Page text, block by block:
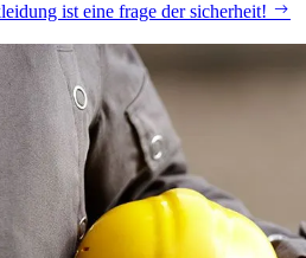
ist eine frage der sicherheit!